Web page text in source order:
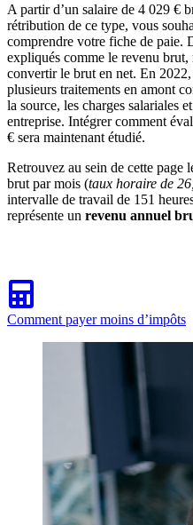
A partir d’un salaire de 4 029 €
rétribution de ce type, vous
comprendre votre fiche de paie.
expliqués comme le revenu
convertir le brut en net. En
plusieurs traitements en amont
la source, les charges salariales
entreprise. Intégrer comment
€ sera maintenant étudié.
Retrouvez au sein de cette page
brut par mois (taux horaire de
intervalle de travail de 151
représente un revenu annuel
Comment payer moins d’impôts